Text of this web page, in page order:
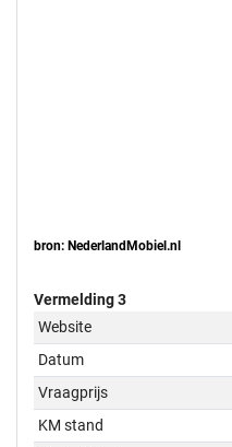
bron: NederlandMobiel.nl
Vermelding 3
Website
Datum
Vraagprijs
KM stand